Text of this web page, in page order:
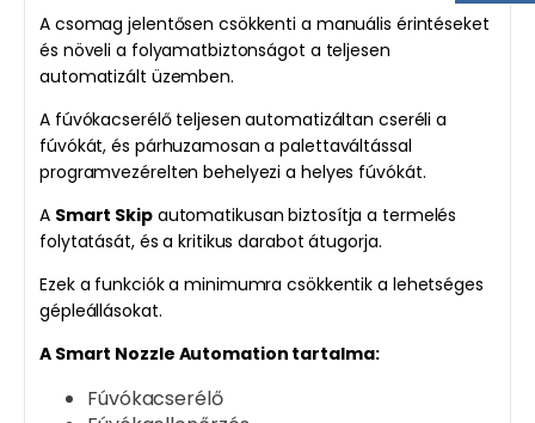
A csomag jelentősen csökkenti a manuális érintéseket
és növeli a folyamatbiztonságot a teljesen
automatizált üzemben.
A fúvókacserélő teljesen automatizáltan cseréli a
fúvókát, és párhuzamosan a palettaváltással
programvezérelten behelyezi a helyes fúvókát.
A Smart Skipautomatikusan biztosítja a termelés
folytatását, és a kritikus darabot átugorja.
Ezek a funkciók a minimumra csökkentik a lehetséges
gépleállásokat.
A Smart Nozzle Automation tartalma:
Fúvókacserélő